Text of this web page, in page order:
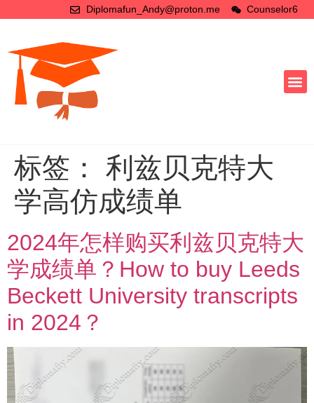
Diplomafun_Andy@proton.me Counselor6
标签： 利兹贝克特大
学高仿成绩单
2024年怎样购买利兹贝克特大
学成绩单？How to buy Leeds
Beckett University transcripts
in 2024？